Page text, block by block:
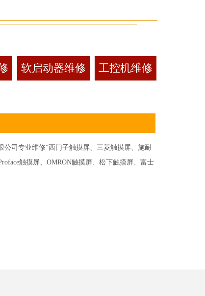
软启动器维修 工控机维修
专业维修“西门子触摸屏、三菱触摸屏、施耐
触摸屏、OMRON触摸屏、松下触摸屏、富士